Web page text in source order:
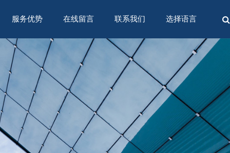
服务优势 在线留言 联系我们 选择语言